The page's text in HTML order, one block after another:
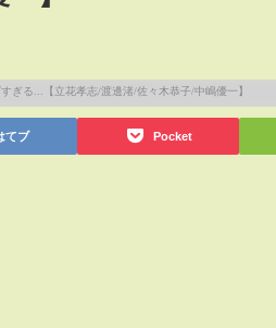
てブ Pocket